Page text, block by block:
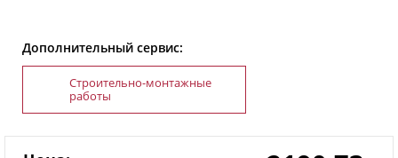
Дополнительный сервис:
Строительно-монтажные
работы